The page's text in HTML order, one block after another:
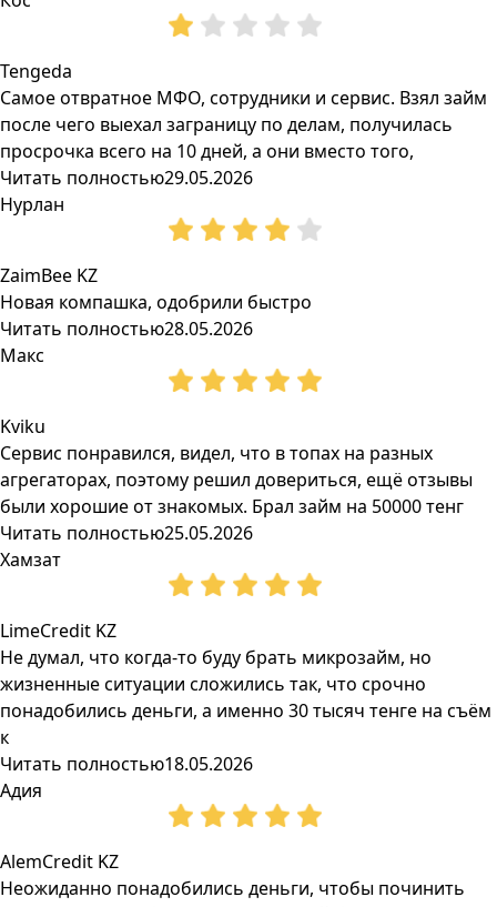
Tengeda
Самое отвратное МФО, сотрудники и сервис. Взял займ
после чего выехал заграницу по делам, получилась
просрочка всего на 10 дней, а они вместо того,
Читать полностью29.05.2026
Нурлан
ZaimBee KZ
Новая компашка, одобрили быстро
Читать полностью28.05.2026
Макс
Kviku
Сервис понравился, видел, что в топах на разных
агрегаторах, поэтому решил довериться, ещё отзывы
были хорошие от знакомых. Брал займ на 50000 тенг
Читать полностью25.05.2026
Хамзат
LimeCredit KZ
Не думал, что когда-то буду брать микрозайм, но
жизненные ситуации сложились так, что срочно
понадобились деньги, а именно 30 тысяч тенге на съём
к
Читать полностью18.05.2026
Адия
AlemCredit KZ
Неожиданно понадобились деньги, чтобы починить